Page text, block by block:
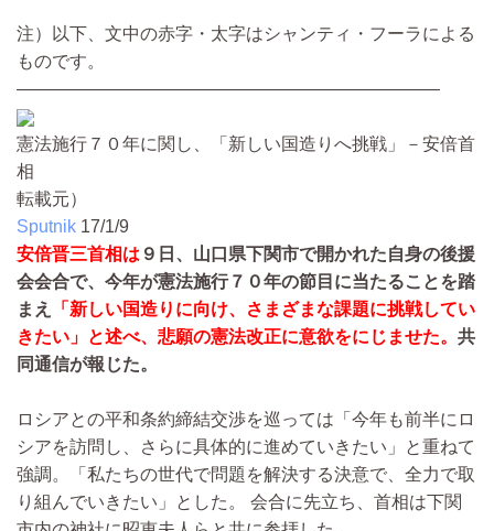
注）以下、文中の赤字・太字はシャンティ・フーラによる
ものです。
――――――――――――――――――――――――
憲法施行７０年に関し、「新しい国造りへ挑戦」－安倍首
相
転載元）
Sputnik 17/1/9
安倍晋三首相は ９日、山口県下関市で開かれた自身の後援
会会合で、今年が憲法施行７０年の節目に当たることを踏
まえ
「新しい国造りに向け、さまざまな課題に挑戦してい
きたい」と述べ、悲願の憲法改正に意欲をにじませた。 共
同通信が報じた。
ロシアとの平和条約締結交渉を巡っては「今年も前半にロ
シアを訪問し、さらに具体的に進めていきたい」と重ねて
強調。「私たちの世代で問題を解決する決意で、全力で取
り組んでいきたい」とした。 会合に先立ち、首相は下関